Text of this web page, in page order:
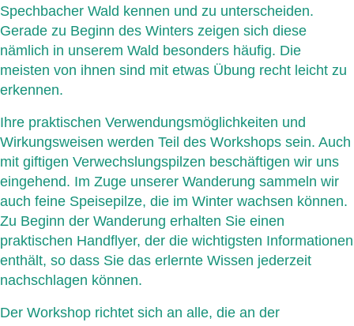
Spechbacher Wald kennen und zu unterscheiden.
Gerade zu Beginn des Winters zeigen sich diese
nämlich in unserem Wald besonders häufig. Die
meisten von ihnen sind mit etwas Übung recht leicht zu
erkennen.
Ihre praktischen Verwendungsmöglichkeiten und
Wirkungsweisen werden Teil des Workshops sein. Auch
mit giftigen Verwechslungspilzen beschäftigen wir uns
eingehend. Im Zuge unserer Wanderung sammeln wir
auch feine Speise­pilze, die im Winter wachsen können.
Zu Beginn der Wanderung erhalten Sie einen
praktischen Handflyer, der die wichtigsten Informationen
enthält, so dass Sie das erlernte Wissen jederzeit
nachschlagen können.
Der Workshop richtet sich an alle, die an der